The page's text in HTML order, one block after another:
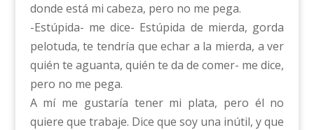
donde está mi cabeza, pero no me pega.
-Estúpida- me dice- Estúpida de mierda, gorda
pelotuda, te tendría que echar a la mierda, a ver
quién te aguanta, quién te da de comer- me dice,
pero no me pega.
A mí me gustaría tener mi plata, pero él no
quiere que trabaje. Dice que soy una inútil, y que